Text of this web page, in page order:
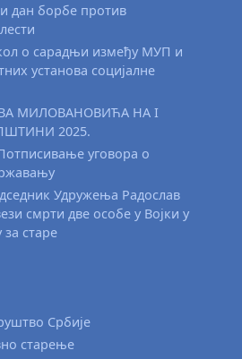
дан борбе против
о сарадњи између МУП и
установа социјалне
МИЛОВАНОВИЋА НА I
2025.
уговора о
Удружења Радослав
смрти две особе у Војки у
старе
Србије
старење